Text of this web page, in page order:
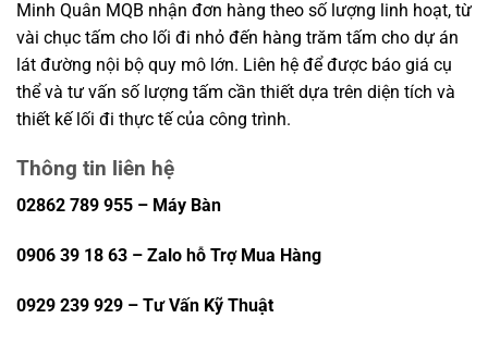
Minh Quân MQB nhận đơn hàng theo số lượng linh hoạt, từ
vài chục tấm cho lối đi nhỏ đến hàng trăm tấm cho dự án
lát đường nội bộ quy mô lớn. Liên hệ để được báo giá cụ
thể và tư vấn số lượng tấm cần thiết dựa trên diện tích và
thiết kế lối đi thực tế của công trình.
Thông tin liên hệ
02862 789 955 – Máy Bàn
0906 39 18 63 – Zalo hỗ Trợ Mua Hàng
0929 239 929 – Tư Vấn Kỹ Thuật